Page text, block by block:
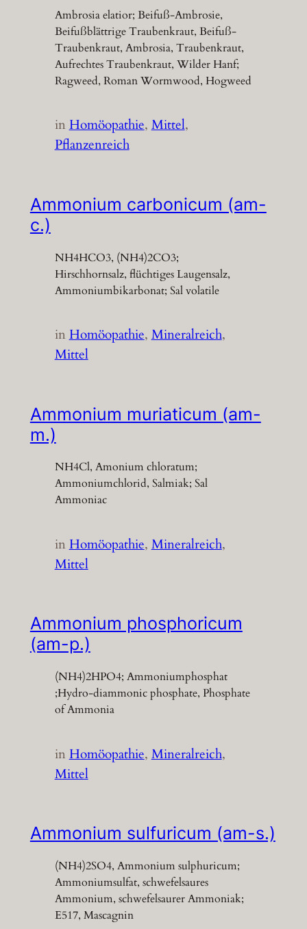
Ambrosia elatior; Beifuß-Ambrosie,
Beifußblättrige Traubenkraut, Beifuß-
Traubenkraut, Ambrosia, Traubenkraut,
Aufrechtes Traubenkraut, Wilder Hanf;
Ragweed, Roman Wormwood, Hogweed
inHomöopathie, Mittel
Pflanzenreich
Ammonium carbonicum (am-
c.)
NH4HCO3, (NH4)2CO3;
Hirschhornsalz, flüchtiges Laugensalz,
Ammoniumbikarbonat; Sal volatile
inHomöopathie, Mineralreich
Mittel
Ammonium muriaticum (am-
m.)
NH4Cl, Amonium chloratum;
Ammoniumchlorid, Salmiak; Sal
Ammoniac
inHomöopathie, Mineralreich
Mittel
Ammonium phosphoricum
(am-p.)
(NH4)2HPO4; Ammoniumphosphat
;Hydro-diammonic phosphate, Phosphate
of Ammonia
inHomöopathie, Mineralreich
Mittel
Ammonium sulfuricum (am-s.)
(NH4)2SO4, Ammonium sulphuricum;
Ammoniumsulfat, schwefelsaures
Ammonium, schwefelsaurer Ammoniak;
E517, Mascagnin